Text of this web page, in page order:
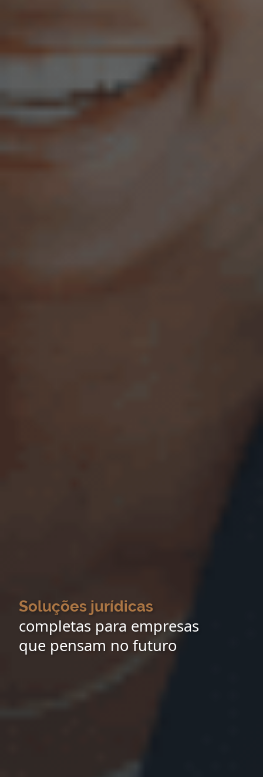
Soluções jurídicas
completas para empresas
que pensam no futuro